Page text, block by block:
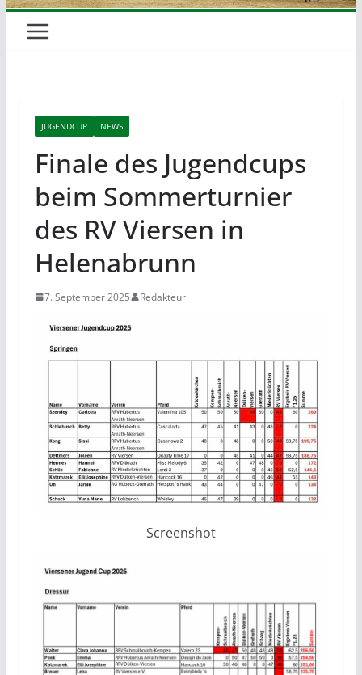
JUGENDCUP NEWS
Finale des Jugendcups
beim Sommerturnier
des RV Viersen in
Helenabrunn
7. September 2025 Redakteur
Screenshot